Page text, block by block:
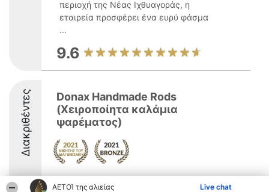
ΑΕΤΟΊ της αλιείας Live chat
περιοχή της Νέας Ιχθυαγοράς, η
εταιρεία προσφέρει ένα ευρύ φάσμα
...
9.6
Διακριθέντες
Donax Handmade Rods
(Χειροποίητα καλάμια
ψαρέματος)